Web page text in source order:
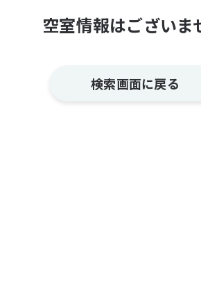
空室情報はございま
検索画面に戻る